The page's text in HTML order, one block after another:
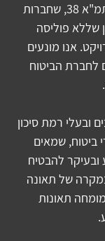
נמנה על קבוצת הביטוחים, כדוגמת ביטוח תמ"א 38, שחברות
שללא פוליסה
אנו מונעים
לחברת הביטוח
ובעלי רמת סיכון
ביטוח, שמאים
ובעיקר להבטיח
של תאונה
תאונות